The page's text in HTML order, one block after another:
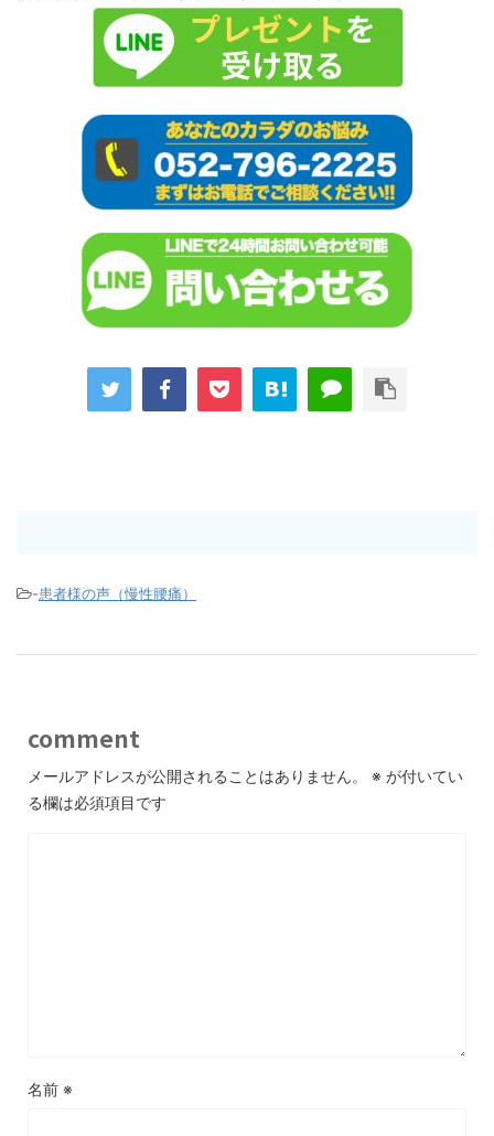
-患者様の声（慢性腰痛）
comment
メールアドレスが公開されることはありません。 ※ が付いてい
る欄は必須項目です
名前 ※